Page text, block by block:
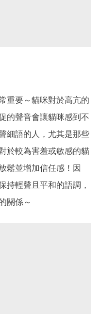
重要～貓咪對於高亢的
的聲音會讓貓咪感到不
細語的人，尤其是那些
於較為害羞或敏感的貓
鬆並增加信任感！因
持輕聲且平和的語調，
關係～